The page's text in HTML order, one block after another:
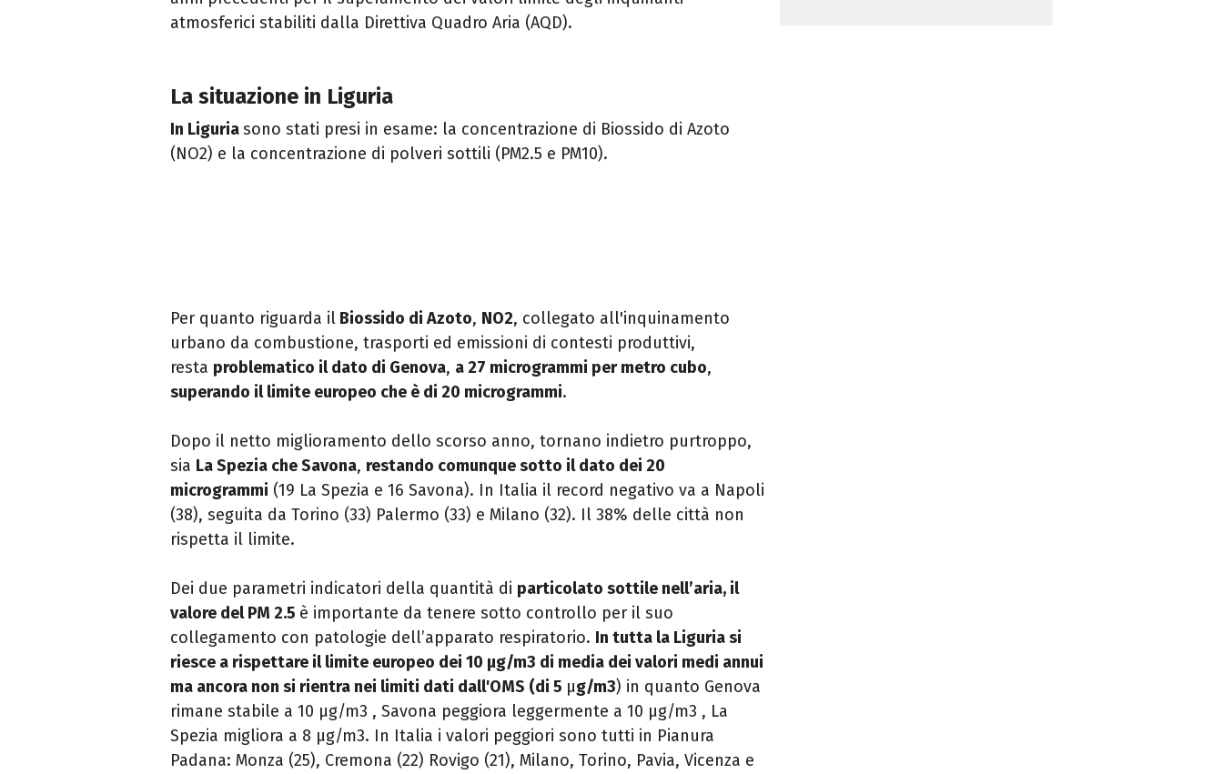
atmosferici stabiliti dalla Direttiva Quadro Aria (AQD).
La situazione in Liguria
In Liguriasono stati presi in esame: la concentrazione di Biossido di Azoto
(NO2) e la concentrazione di polveri sottili (PM2.5 e PM10).
Per quanto riguarda il Biossido di Azoto, NO2, collegato all'inquinamento
urbano da combustione, trasporti ed emissioni di contesti produttivi,
resta problematico il dato di Genova, a 27 microgrammi per metro cubo,
superando il limite europeo che è di 20 microgrammi.
Dopo il netto miglioramento dello scorso anno, tornano indietro purtroppo,
sia La Spezia che Savona, restando comunque sotto il dato dei 20
microgrammi (19 La Spezia e 16 Savona). In Italia il record negativo va a Napoli
(38), seguita da Torino (33) Palermo (33) e Milano (32). Il 38% delle città non
rispetta il limite.
Dei due parametri indicatori della quantità di particolato sottile nell’aria, il
valore del PM 2.5 è importante da tenere sotto controllo per il suo
collegamento con patologie dell’apparato respiratorio. In tutta la Liguria si
riesce a rispettare il limite europeo dei 10 μg/m3 di media dei valori medi annui
ma ancora non si rientra nei limiti dati dall'OMS (di 5 μg/m3) in quanto Genova
rimane stabile a 10 μg/m3 , Savona peggiora leggermente a 10 μg/m3 , La
Spezia migliora a 8 μg/m3. In Italia i valori peggiori sono tutti in Pianura
Padana: Monza (25), Cremona (22) Rovigo (21), Milano, Torino, Pavia, Vicenza e